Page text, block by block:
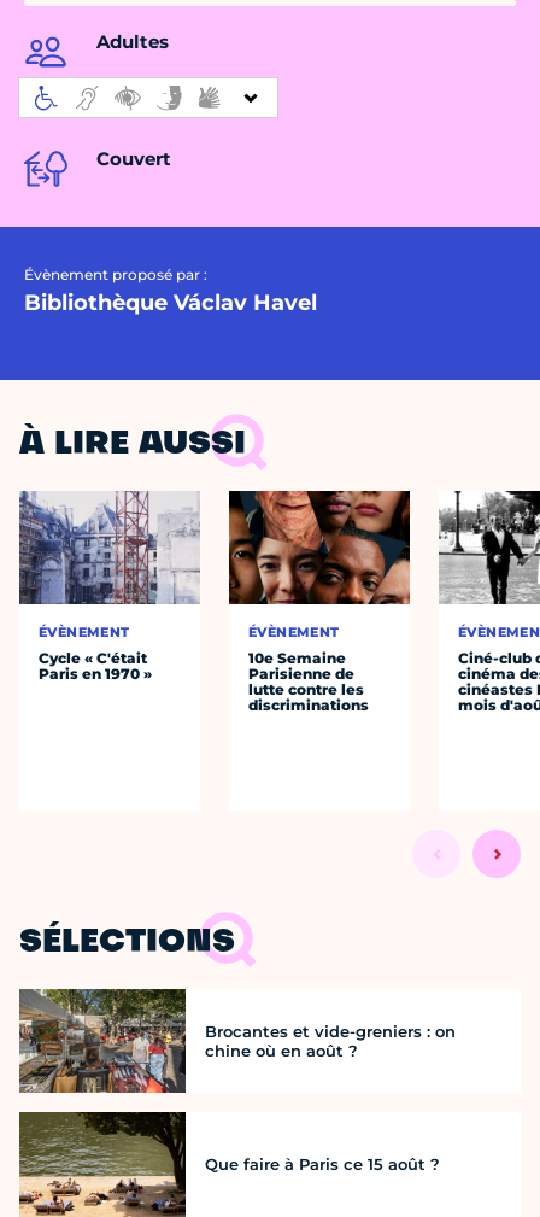
Adultes
Couvert
Évènement proposé par :
Bibliothèque Václav Havel
À LIRE AUSSI
ÉVÈNEMENT
Cycle « C'était
Paris en 1970 »
ÉVÈNEMENT
10e Semaine
Parisienne de
lutte contre les
discriminations
Ciné-club
cinéma
cinéastes
mois
SÉLECTIONS
Brocantes et vide-greniers : on
chine où en août ?
Que faire à Paris ce 15 août ?